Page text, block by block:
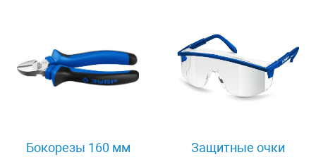
Бокорезы 160 мм Защитные очки